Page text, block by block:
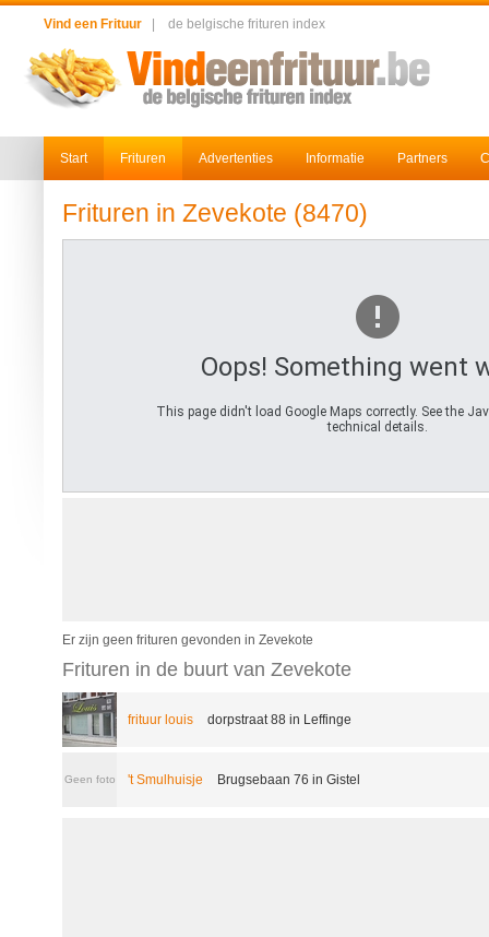
Vind een Frituur de belgische frituren index
Start Frituren Advertenties Informatie Partners
Frituren in Zevekote (8470)
Oops! Something went
This page didn't load Google Maps correctly. See the
technical details.
Er zijn geen frituren gevonden in Zevekote
Frituren in de buurt van Zevekote
frituur louis dorpstraat 88 in Leffinge
Geen foto 't Smulhuisje Brugsebaan 76 in Gistel